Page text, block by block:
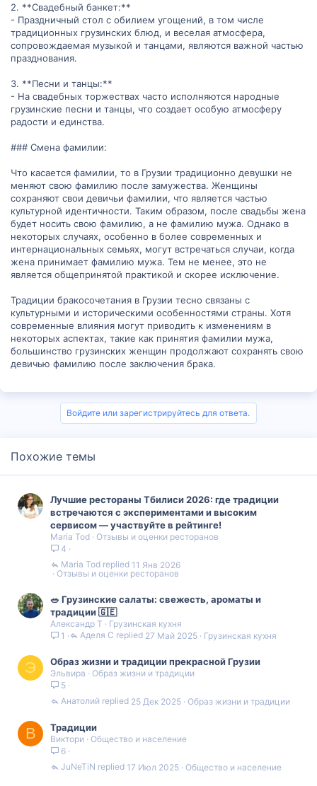
2. **Свадебный банкет:**
- Праздничный стол с обилием угощений, в том числе
традиционных грузинских блюд, и веселая атмосфера,
сопровождаемая музыкой и танцами, являются важной частью
празднования.
3. **Песни и танцы:**
- На свадебных торжествах часто исполняются народные
грузинские песни и танцы, что создает особую атмосферу
радости и единства.
### Смена фамилии:
Что касается фамилии, то в Грузии традиционно девушки не
меняют свою фамилию после замужества. Женщины
сохраняют свои девичьи фамилии, что является частью
культурной идентичности. Таким образом, после свадьбы жена
будет носить свою фамилию, а не фамилию мужа. Однако в
некоторых случаях, особенно в более современных и
интернациональных семьях, могут встречаться случаи, когда
жена принимает фамилию мужа. Тем не менее, это не
является общепринятой практикой и скорее исключение.
Традиции бракосочетания в Грузии тесно связаны с
культурными и историческими особенностями страны. Хотя
современные влияния могут приводить к изменениям в
некоторых аспектах, такие как принятия фамилии мужа,
большинство грузинских женщин продолжают сохранять свою
девичью фамилию после заключения брака.
Войдите или зарегистрируйтесь для ответа.
Похожие темы
Лучшие рестораны Тбилиси 2026: где традиции
встречаются с экспериментами и высоким
сервисом — участвуйте в рейтинге!
Maria Tod Отзывы и оценки ресторанов
4
Отзывы и оценки ресторанов
11 Янв 2026
Maria Tod
🥗 Грузинские салаты: свежесть, ароматы и
традиции 🇬🇪
Александр Т
Грузинская кухня
1
Грузинская кухня
27 Май 2025
Аделя С
Э Образ жизни и традиции прекрасной Грузии
Эльвира
Образ жизни и традиции
5
Образ жизни и традиции
25 Дек 2025
Анатолий
В Традиции
Виктори
Общество и население
6
Общество и население
17 Июл 2025
JuNeTiN